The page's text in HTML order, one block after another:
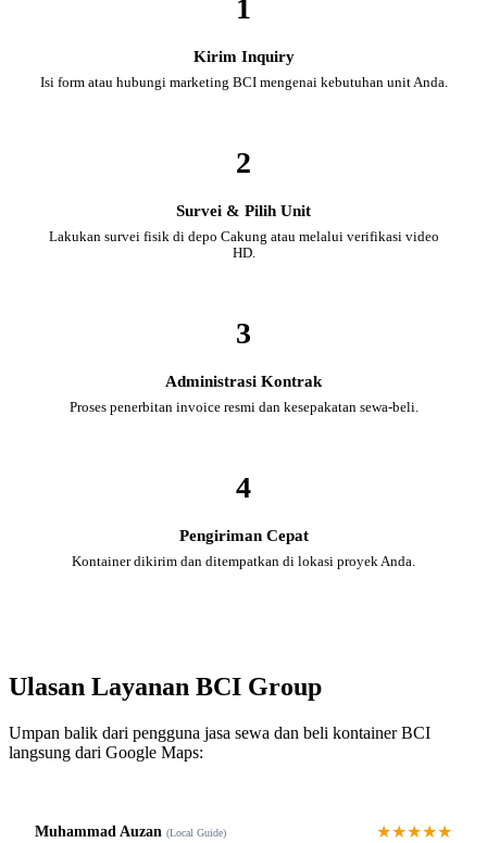
1
Kirim Inquiry
Isi form atau hubungi marketing BCI mengenai kebutuhan unit Anda.
2
Survei & Pilih Unit
Lakukan survei fisik di depo Cakung atau melalui verifikasi video
HD.
3
Administrasi Kontrak
Proses penerbitan invoice resmi dan kesepakatan sewa-beli.
4
Pengiriman Cepat
Kontainer dikirim dan ditempatkan di lokasi proyek Anda.
Ulasan Layanan BCI Group
Umpan balik dari pengguna jasa sewa dan beli kontainer BCI
langsung dari Google Maps:
Muhammad Auzan (Local Guide) ★★★★★